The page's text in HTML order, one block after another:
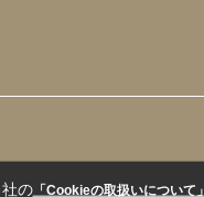
の「Cookieの取扱いについて」